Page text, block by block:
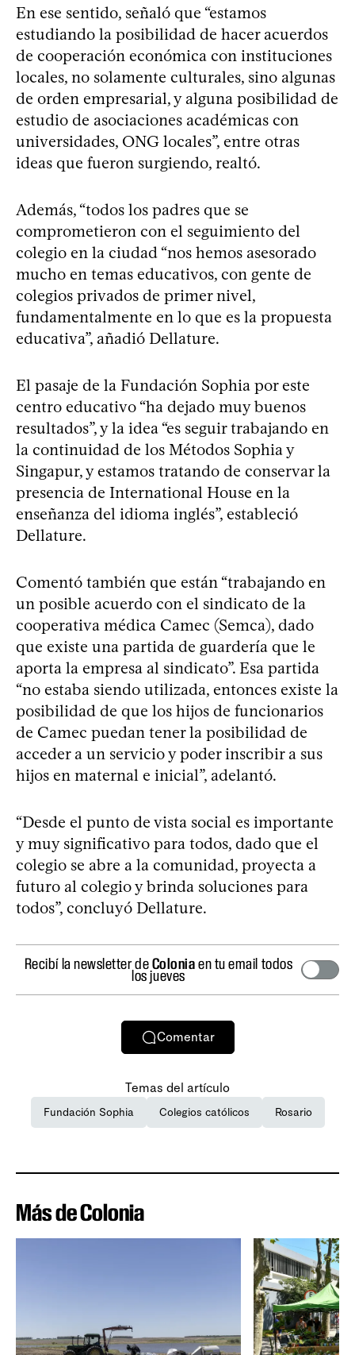
En ese sentido, señaló que “estamos
estudiando la posibilidad de hacer acuerdos
de cooperación económica con instituciones
locales, no solamente culturales, sino algunas
de orden empresarial, y alguna posibilidad de
estudio de asociaciones académicas con
universidades, ONG locales”, entre otras
ideas que fueron surgiendo, realtó.
Además, “todos los padres que se
comprometieron con el seguimiento del
colegio en la ciudad “nos hemos asesorado
mucho en temas educativos, con gente de
colegios privados de primer nivel,
fundamentalmente en lo que es la propuesta
educativa”, añadió Dellature.
El pasaje de la Fundación Sophia por este
centro educativo “ha dejado muy buenos
resultados”, y la idea “es seguir trabajando en
la continuidad de los Métodos Sophia y
Singapur, y estamos tratando de conservar la
presencia de International House en la
enseñanza del idioma inglés”, estableció
Dellature.
Comentó también que están “trabajando en
un posible acuerdo con el sindicato de la
cooperativa médica Camec (Semca), dado
que existe una partida de guardería que le
aporta la empresa al sindicato”. Esa partida
“no estaba siendo utilizada, entonces existe la
posibilidad de que los hijos de funcionarios
de Camec puedan tener la posibilidad de
acceder a un servicio y poder inscribir a sus
hijos en maternal e inicial”, adelantó.
“Desde el punto de vista social es importante
y muy significativo para todos, dado que el
colegio se abre a la comunidad, proyecta a
futuro al colegio y brinda soluciones para
todos”, concluyó Dellature.
Recibí la newsletter deColoniaen tu email todos
los jueves
Comentar
Temas del artículo
Fundación Sophia Colegios católicos Rosario
Más de Colonia